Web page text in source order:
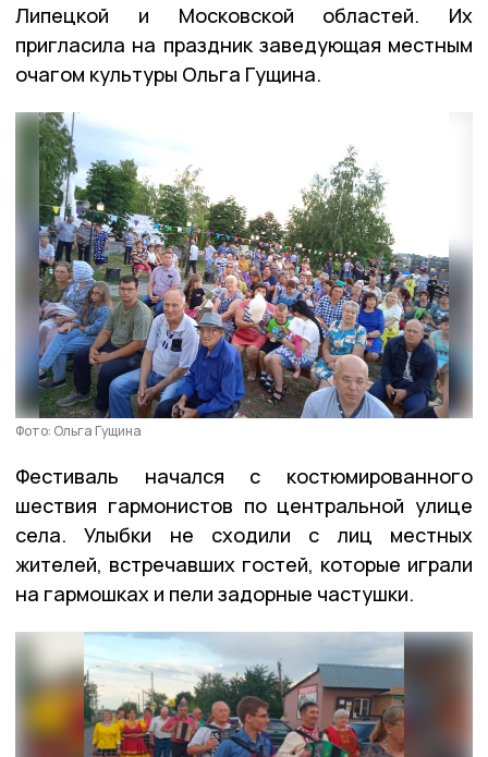
Липецкой и Московской областей. Их
пригласила на праздник заведующая местным
очагом культуры Ольга Гущина.
Фото: Ольга Гущина
Фестиваль начался с костюмированного
шествия гармонистов по центральной улице
села. Улыбки не сходили с лиц местных
жителей, встречавших гостей, которые играли
на гармошках и пели задорные частушки.